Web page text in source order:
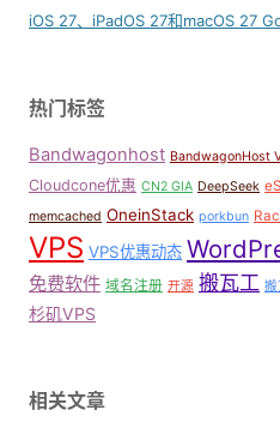
iOS 27、iPadOS 27和macOS 27
热门标签
Bandwagonhost BandwagonHost
Cloudcone优惠 CN2 GIA DeepSeek
memcached OneinStack porkbun
VPS VPS优惠动态
免费软件 域名注册 开源 搬瓦工 搬
杉矶VPS
相关文章